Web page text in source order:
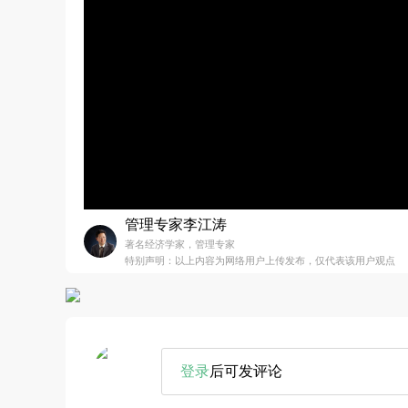
管理专家李江涛
著名经济学家，管理专家
特别声明：以上内容为网络用户上传发布，仅代表该用户观点
登录后可发评论